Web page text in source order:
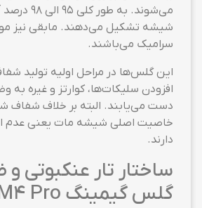
می‌شوند. به
شیشه تشکیل می‌دهند. مابقی نیز
سرامیک می‌باشند.
این گلس‌ها در مراحل اولیه تولید
افزودن سلیکات‌ها، کوارتز و غیره به
دست می‌یابند. البته بر خلاف شفاف
خاصیت اصلی شیشه مات یعنی عدم
دارند.
ساختار تار عنکبوتی و
گلس گیمینگ Poco M4 Pro